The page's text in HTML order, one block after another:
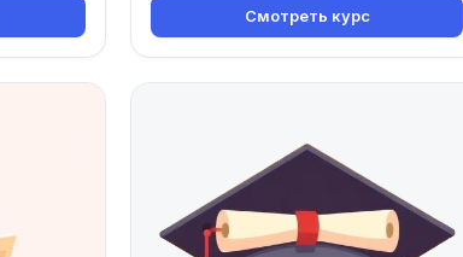
Смотреть курс